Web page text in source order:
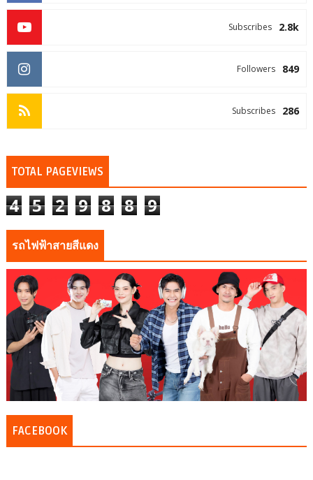
2.8k
Subscribes
849
Followers
286
Subscribes
TOTAL PAGEVIEWS
4 5 2 9 8 8 9
รถไฟฟ้าสายสีแดง
FACEBOOK